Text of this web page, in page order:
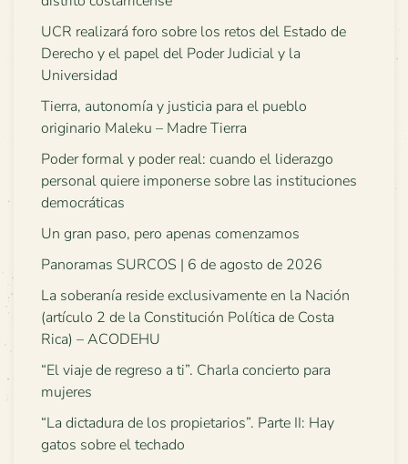
UCR realizará foro sobre los retos del Estado de
Derecho y el papel del Poder Judicial y la
Universidad
Tierra, autonomía y justicia para el pueblo
originario Maleku – Madre Tierra
Poder formal y poder real: cuando el liderazgo
personal quiere imponerse sobre las instituciones
democráticas
Un gran paso, pero apenas comenzamos
Panoramas SURCOS | 6 de agosto de 2026
La soberanía reside exclusivamente en la Nación
(artículo 2 de la Constitución Política de Costa
Rica) – ACODEHU
“El viaje de regreso a ti”. Charla concierto para
mujeres
“La dictadura de los propietarios”. Parte II: Hay
gatos sobre el techado